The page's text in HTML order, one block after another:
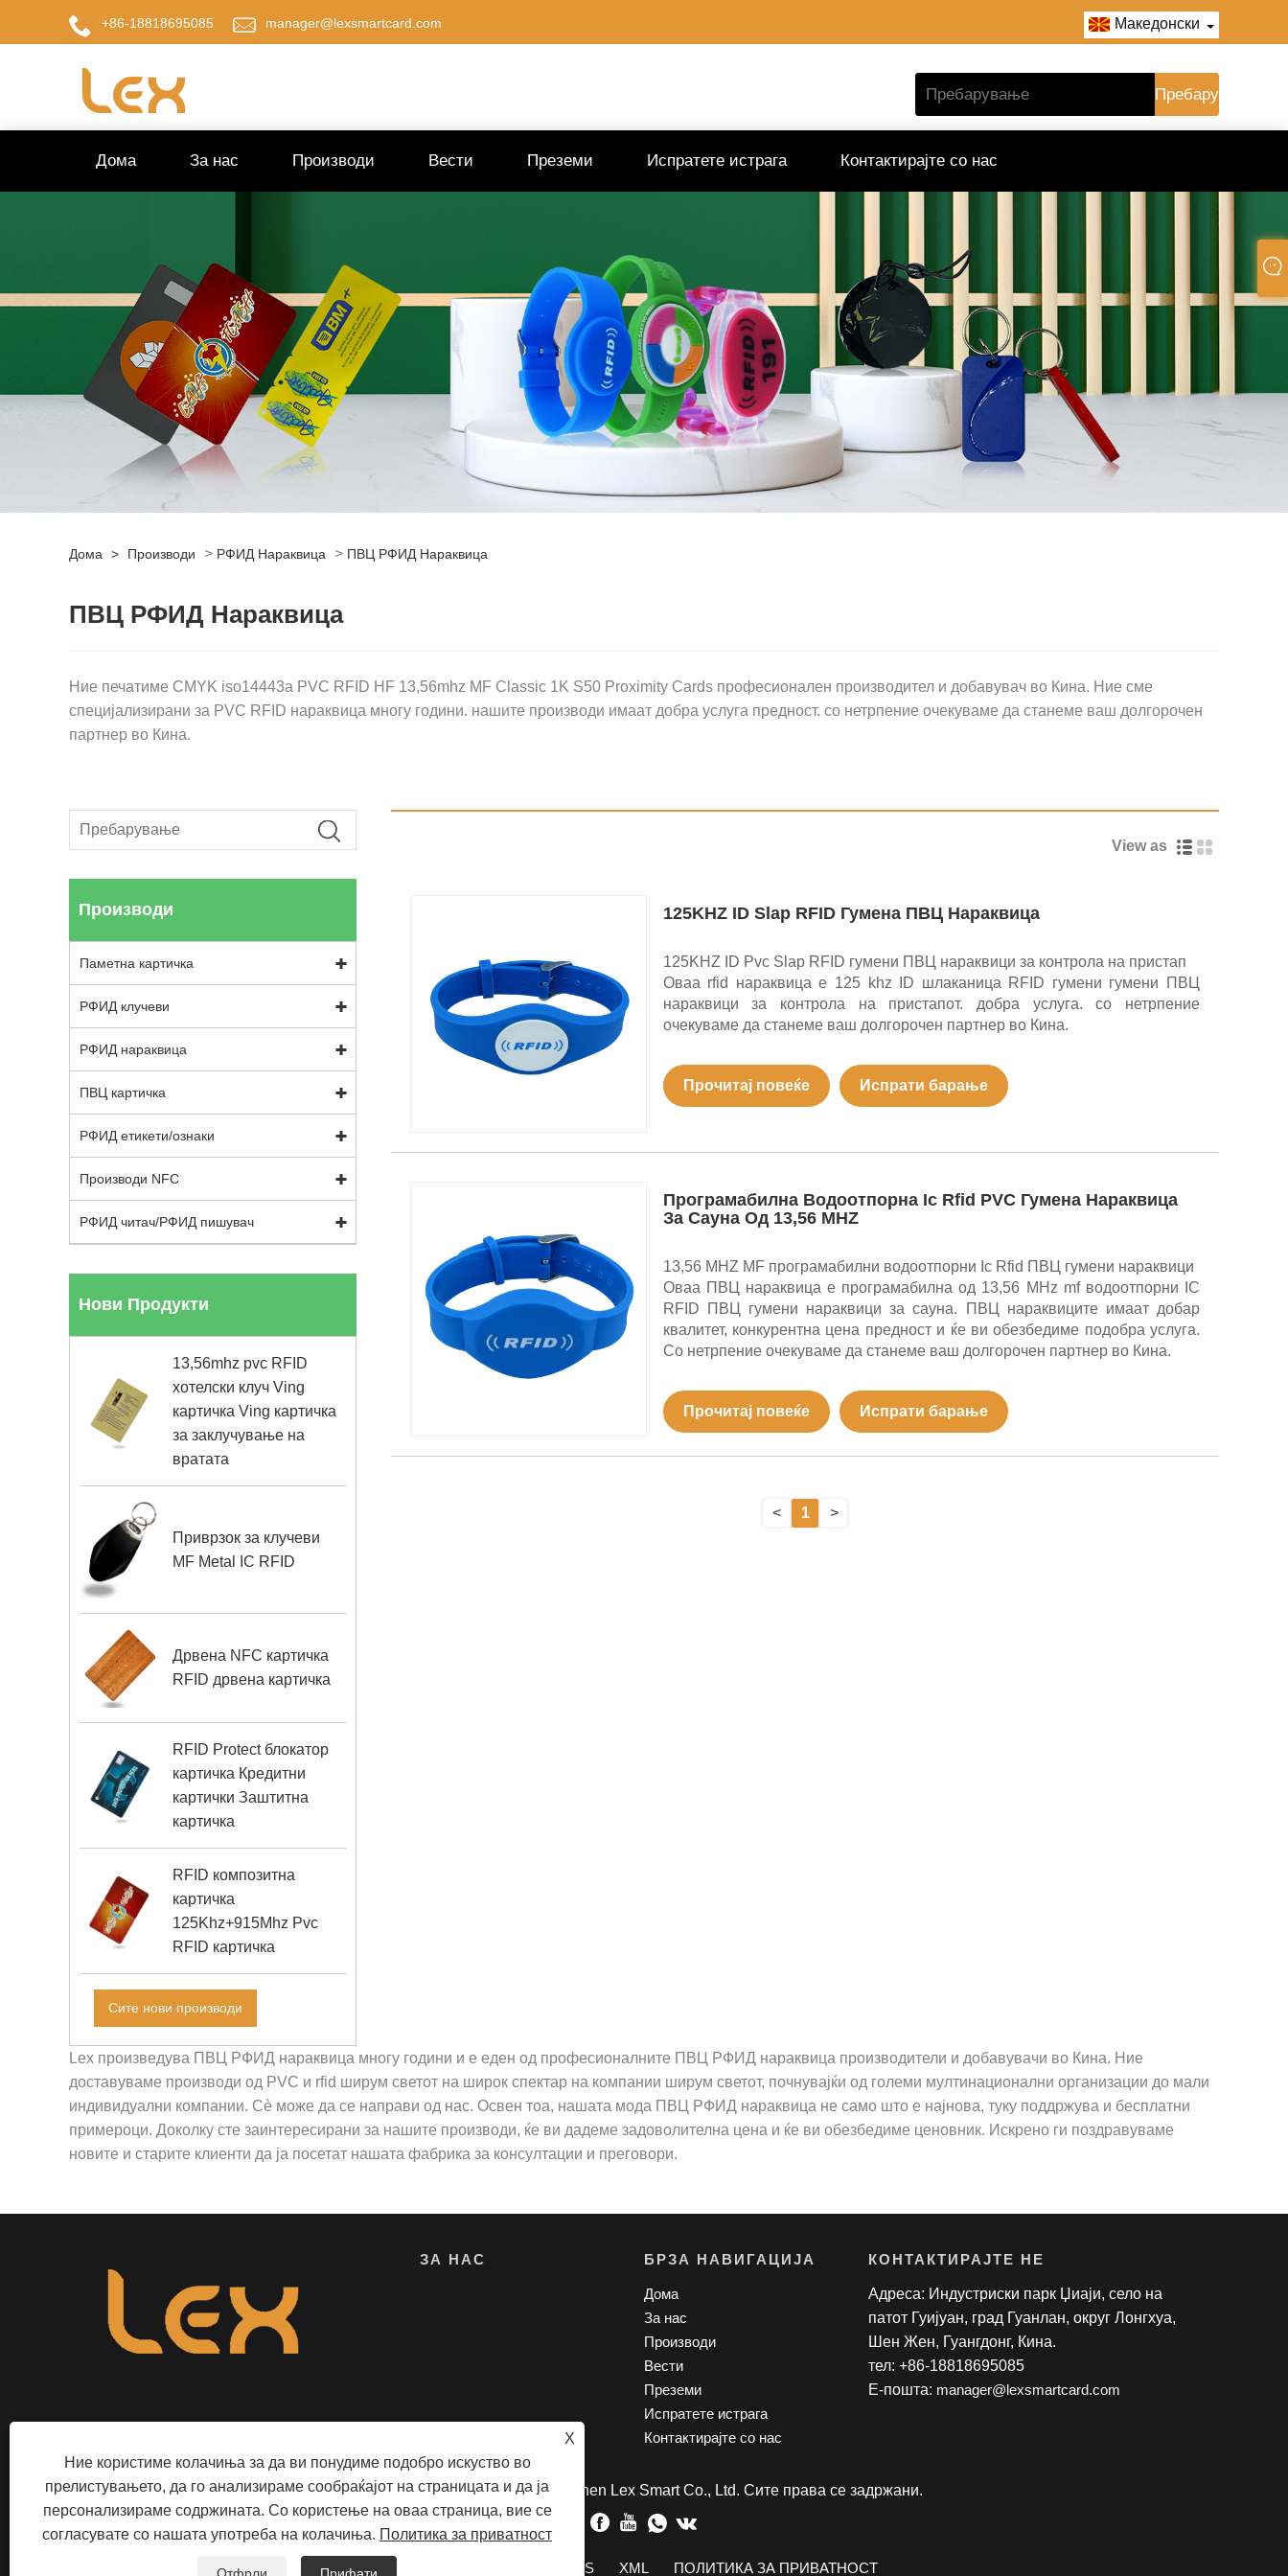
+86-18818695085 manager@lexsmartcard.com Македонски
Дома За нас Производи Вести Преземи Испратете истрага Контактирајте со нас
Дома > Производи > РФИД Нараквица > ПВЦ РФИД Нараквица
ПВЦ РФИД Нараквица
Ние печатиме CMYK iso14443a PVC RFID HF 13,56mhz MF Classic 1K S50 Proximity Cards професионален производител и добавувач во Кина. Ние сме
специјализирани за PVC RFID нараквица многу години. нашите производи имаат добра услуга предност. со нетрпение очекуваме да станеме ваш долгорочен
партнер во Кина.
Производи
Паметна картичка
РФИД клучеви
РФИД нараквица
ПВЦ картичка
РФИД етикети/ознаки
Производи NFC
РФИД читач/РФИД пишувач
Нови Продукти
13,56mhz pvc RFID
хотелски клуч Ving
картичка Ving картичка
за заклучување на
вратата
Приврзок за клучеви
MF Metal IC RFID
Дрвена NFC картичка
RFID дрвена картичка
RFID Protect блокатор
картичка Кредитни
картички Заштитна
картичка
RFID композитна
картичка
125Khz+915Mhz Pvc
RFID картичка
Сите нови производи
View as
125KHZ ID Slap RFID Гумена ПВЦ Нараквица
125KHZ ID Pvc Slap RFID гумени ПВЦ нараквици за контрола на пристап
Оваа rfid нараквица е 125 khz ID шлаканица RFID гумени гумени ПВЦ
нараквици за контрола на пристапот. добра услуга. со нетрпение
очекуваме да станеме ваш долгорочен партнер во Кина.
Прочитај повеќе Испрати барање
Програмабилна Водоотпорна Ic Rfid PVC Гумена Нараквица
За Сауна Од 13,56 MHZ
13,56 MHZ MF програмабилни водоотпорни Ic Rfid ПВЦ гумени нараквици
Оваа ПВЦ нараквица е програмабилна од 13,56 MHz mf водоотпорни IC
RFID ПВЦ гумени нараквици за сауна. ПВЦ нараквиците имаат добар
квалитет, конкурентна цена предност и ќе ви обезбедиме подобра услуга.
Со нетрпение очекуваме да станеме ваш долгорочен партнер во Кина.
Прочитај повеќе Испрати барање
< 1 >
Lex произведува ПВЦ РФИД нараквица многу години и е еден од професионалните ПВЦ РФИД нараквица производители и добавувачи во Кина. Ние
доставуваме производи од PVC и rfid ширум светот на широк спектар на компании ширум светот, почнувајќи од големи мултинационални организации до мали
индивидуални компании. Сè може да се направи од нас. Освен тоа, нашата мода ПВЦ РФИД нараквица не само што е најнова, туку поддржува и бесплатни
примероци. Доколку сте заинтересирани за нашите производи, ќе ви дадеме задоволителна цена и ќе ви обезбедиме ценовник. Искрено ги поздравуваме
новите и старите клиенти да ја посетат нашата фабрика за консултации и преговори.
X
Ние користиме колачиња за да ви понудиме подобро искуство во
прелистувањето, да го анализираме сообраќајот на страницата и да ја
персонализираме содржината. Со користење на оваа страница, вие се
согласувате со нашата употреба на колачиња. Политика за приватност
ЗА НАС БРЗА НАВИГАЦИЈА
Дома
За нас
Производи
Вести
Преземи
Испратете истрага
Контактирајте со нас
КОНТАКТИРАЈТЕ НЕ
Адреса: Индустриски парк Џиаји, село на
патот Гуијуан, град Гуанлан, округ Лонгхуа,
Шен Жен, Гуангдонг, Кина.
тел: +86-18818695085
Е-пошта: manager@lexsmartcard.com
Авторски права © 2022 Shenzhen Lex Smart Co., Ltd. Сите права се задржани.
RSS XML ПОЛИТИКА ЗА ПРИВАТНОСТ